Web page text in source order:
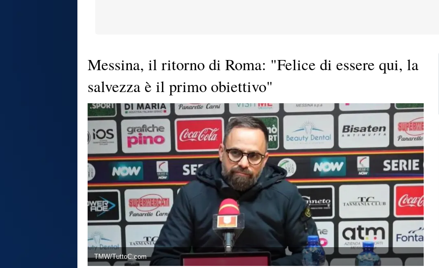
Messina, il ritorno di Roma: "Felice di essere qui, la
salvezza è il primo obiettivo"
TMW/TuttoC.com